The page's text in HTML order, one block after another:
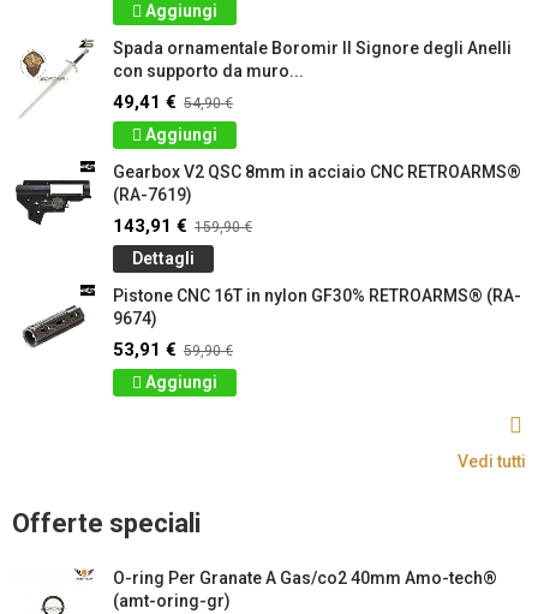
Aggiungi
Spada ornamentale Boromir Il Signore degli Anelli
con supporto da muro...
49,41 € 54,90 €
Aggiungi
Gearbox V2 QSC 8mm in acciaio CNC RETROARMS®
(RA-7619)
143,91 € 159,90 €
Dettagli
Pistone CNC 16T in nylon GF30% RETROARMS® (RA-
9674)
53,91 € 59,90 €
Aggiungi
Vedi tutti
Offerte speciali
O-ring Per Granate A Gas/co2 40mm Amo-tech®
(amt-oring-gr)